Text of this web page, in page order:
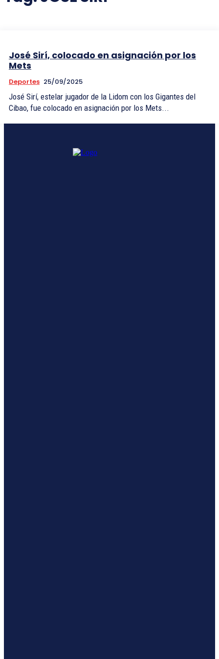
José Sirí, colocado en asignación por los
Mets
Deportes 25/09/2025
José Sirí, estelar jugador de la Lidom con los Gigantes del
Cibao, fue colocado en asignación por los Mets...